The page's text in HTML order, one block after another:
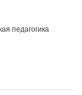
педагогика